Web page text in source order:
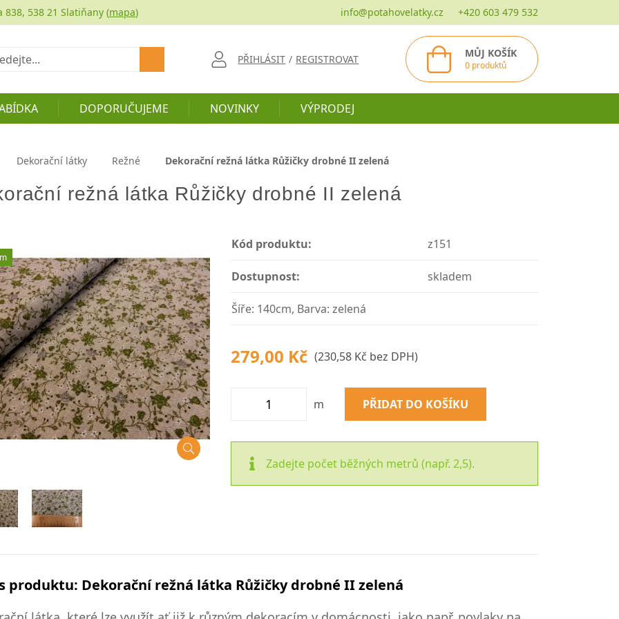
838, 538 21 Slatiňany (mapa) info@potahovelatky.cz +420 603 479 532
PŘIHLÁSIT / REGISTROVAT MŮJ KOŠÍK
0 produktů
DOPORUČUJEME NOVINKY VÝPRODEJ
Dekorační látky Režné Dekorační režná látka Růžičky drobné II zelená
režná látka Růžičky drobné II zelená
Kód produktu: z151
Dostupnost: skladem
Šíře: 140cm, Barva: zelená
279,00 Kč (230,58 Kč bez DPH)
m PŘIDAT DO KOŠÍKU
Zadejte počet běžných metrů (např. 2,5).
produktu: Dekorační režná látka Růžičky drobné II zelená